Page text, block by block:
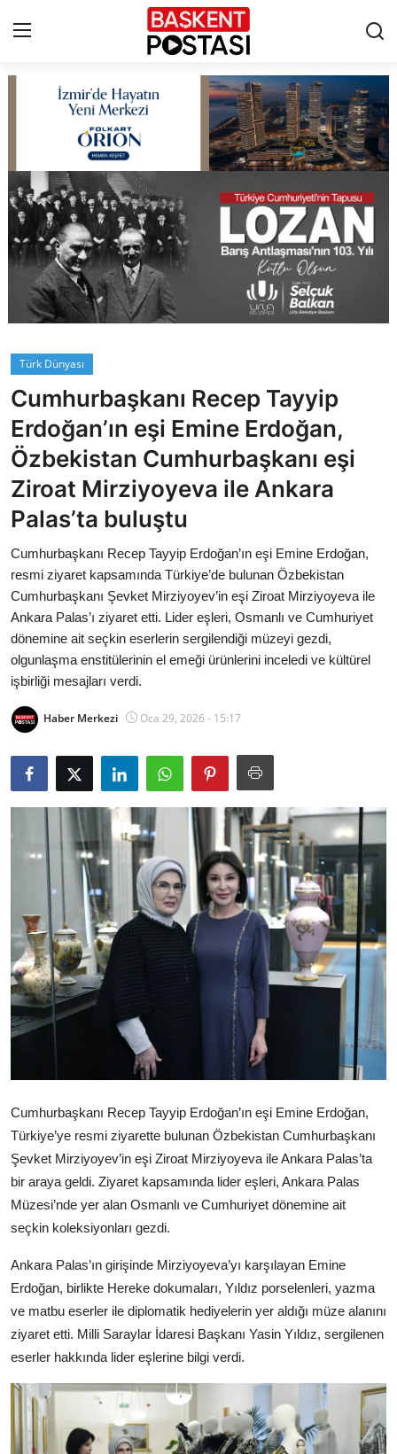
Çerez Politikası
Künye
Ankara
TBMM
Cumhurbaşkanlığı
Bakanlıklar
Siyasi Partiler
Toplum ve Yaşam
Sivil Toplum Kuruluşları
Kamu Kurumları ve Üst Kurullar
Resmi Reklamlar
Türk Dünyası
Cumhurbaşkanı Recep Tayyip
Erdoğan’ın eşi Emine Erdoğan,
Özbekistan Cumhurbaşkanı eşi
Ziroat Mirziyoyeva ile Ankara
Palas’ta buluştu
Cumhurbaşkanı Recep Tayyip Erdoğan’ın eşi Emine Erdoğan,
resmi ziyaret kapsamında Türkiye’de bulunan Özbekistan
Cumhurbaşkanı Şevket Mirziyoyev’in eşi Ziroat Mirziyoyeva ile
Ankara Palas’ı ziyaret etti. Lider eşleri, Osmanlı ve Cumhuriyet
dönemine ait seçkin eserlerin sergilendiği müzeyi gezdi,
olgunlaşma enstitülerinin el emeği ürünlerini inceledi ve kültürel
işbirliği mesajları verdi.
Haber Merkezi Oca 29, 2026 - 15:17
Cumhurbaşkanı Recep Tayyip Erdoğan’ın eşi Emine Erdoğan,
Türkiye’ye resmi ziyarette bulunan Özbekistan Cumhurbaşkanı
Şevket Mirziyoyev’in eşi Ziroat Mirziyoyeva ile Ankara Palas’ta
bir araya geldi. Ziyaret kapsamında lider eşleri, Ankara Palas
Müzesi’nde yer alan Osmanlı ve Cumhuriyet dönemine ait
seçkin koleksiyonları gezdi.
Ankara Palas’ın girişinde Mirziyoyeva’yı karşılayan Emine
Erdoğan, birlikte Hereke dokumaları, Yıldız porselenleri, yazma
ve matbu eserler ile diplomatik hediyelerin yer aldığı müze alanını
ziyaret etti. Milli Saraylar İdaresi Başkanı Yasin Yıldız, sergilenen
eserler hakkında lider eşlerine bilgi verdi.